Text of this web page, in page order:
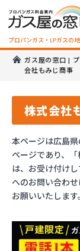
プロパンガス・LPガスの
ガス屋の窓口 |
会社もみじ商事
株式会社
本ページは広島
ページであり、
は、お受け付け
へのお問い合わ
お願いいたします。